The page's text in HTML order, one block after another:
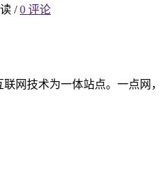
/ 0 评论
网技术为一体站点。一点网，